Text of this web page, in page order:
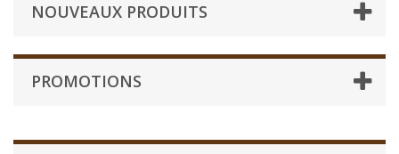
NOUVEAUX PRODUITS
PROMOTIONS